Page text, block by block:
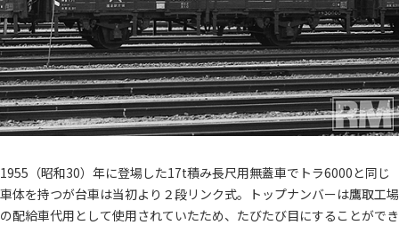
1955（昭和30）年に登場した17t積み長尺用無蓋車でトラ6000と同じ
車体を持つが台車は当初より２段リンク式。トップナンバーは鷹取工場
の配給車代用として使用されていたため、たびたび目にすることができ